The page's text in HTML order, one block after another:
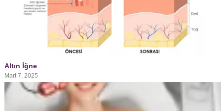
Altın İğne
Mart 7, 2025